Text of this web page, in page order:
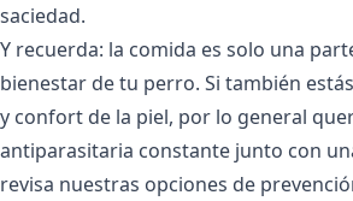
saciedad.
Y recuerda: la comida es solo una
bienestar de tu perro. Si también
y confort de la piel, por lo general
antiparasitaria constante junto con
revisa nuestras opciones de